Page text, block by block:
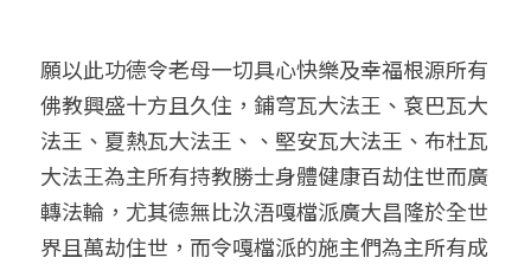
願以此功德令老母一切具心快樂及幸福根源所有
佛教興盛十方且久住，鋪穹瓦大法王、袞巴瓦大
法王、夏熱瓦大法王、、堅安瓦大法王、布杜瓦
大法王為主所有持教勝士身體健康百劫住世而廣
轉法輪，尤其德無比汣浯嘎檔派廣大昌隆於全世
界且萬劫住世，而令嘎檔派的施主們為主所有成